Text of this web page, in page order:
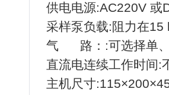
供电电源:AC220V 或
采样泵负载:阻力在
气 路：:可选择单、
直流电连续工作时间:
主机尺寸